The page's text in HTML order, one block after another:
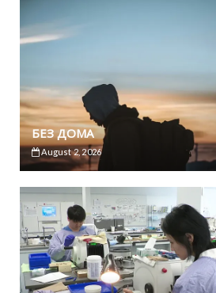
БЕЗ ДОМА
August 2, 2026